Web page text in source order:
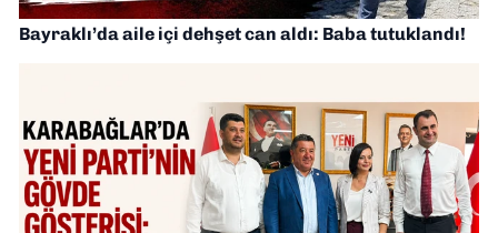
Bayraklı’da aile içi dehşet can aldı: Baba tutuklandı!